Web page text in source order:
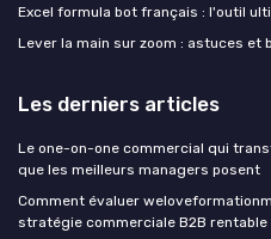
Excel formula bot français : l'outil
Lever la main sur zoom : astuces et
Les derniers articles
Le one-on-one commercial qui
que les meilleurs managers posent
Comment évaluer
stratégie commerciale B2B rentable